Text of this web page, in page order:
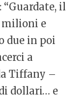
“Guardate, il
milioni e
due in poi
a
Tiffany –
dollari… e